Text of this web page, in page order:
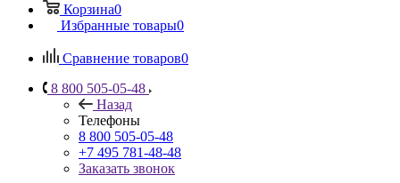
Корзина0
Избранные товары0
Сравнение товаров0
8 800 505-05-48
Назад
Телефоны
8 800 505-05-48
+7 495 781-48-48
Заказать звонок